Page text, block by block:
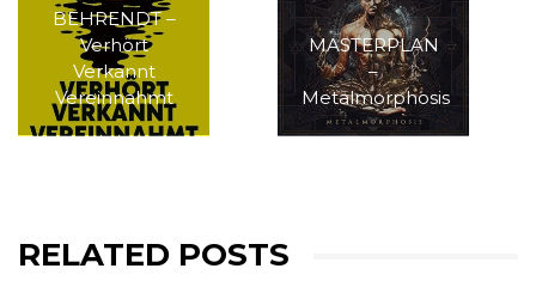
BEHRENDT –
Verhört
Verkannt
Vereinnahmt
MASTERPLAN
–
Metalmorphosis
RELATED POSTS